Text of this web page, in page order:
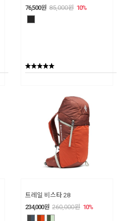
76,500원 85,000원 10%
트레일 비스타 28
234,000원 260,000원 10%